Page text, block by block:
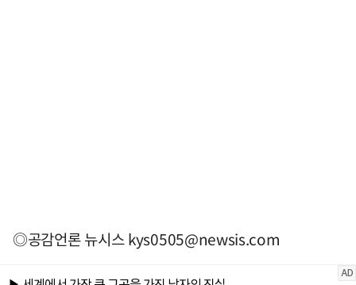
◎공감언론 뉴시스kys0505@newsis.com